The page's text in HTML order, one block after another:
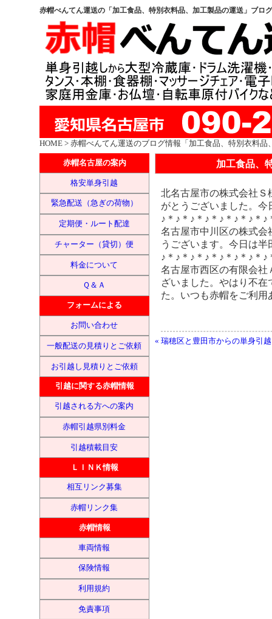
赤帽べんてん運送の「加工食品、特別衣料品、加工製品の運送」ブロ
HOME > 赤帽べんてん運送のブログ情報「加工食品、特別衣料品
赤帽名古屋の案内
格安単身引越
緊急配送（急ぎの荷物）
定期便・ルート配達
チャーター（貸切）便
料金について
Ｑ＆Ａ
フォームによる
お問い合わせ
一般配送の見積りとご依頼
お引越し見積りとご依頼
引越に関する赤帽情報
引越される方への案内
赤帽引越県別料金
引越積載目安
ＬＩＮＫ情報
相互リンク募集
赤帽リンク集
赤帽情報
車両情報
保険情報
利用規約
免責事項
加工食品、
北名古屋市の株式会社Ｓ
がとうございました。
♪＊♪＊♪＊♪＊♪＊♪＊♪＊
名古屋市中川区の株式会
うございます。今日は
♪＊♪＊♪＊♪＊♪＊♪＊♪＊
名古屋市西区の有限会社
ざいました。やはり不
た。いつも赤帽をご利
« 瑞穂区と豊田市からの単身引